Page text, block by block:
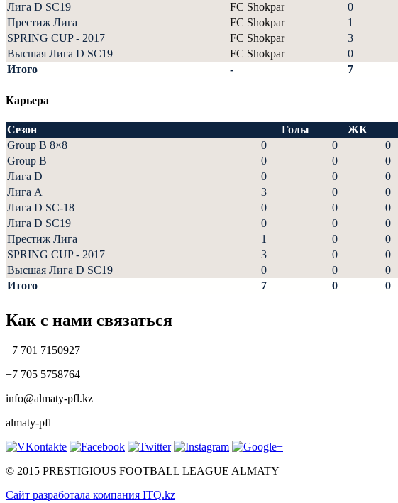
Лига D SC19
FC Shokpar 0
Престиж Лига
FC Shokpar 1
SPRING CUP - 2017
FC Shokpar 3
Высшая Лига D SC19
FC Shokpar 0
Итого
- 7
Карьера
Сезон Голы ЖК
Group B 8×8
0 0 0
Group B
0 0 0
Лига D
0 0 0
Лига А
3 0 0
Лига D SC-18
0 0 0
Лига D SC19
0 0 0
Престиж Лига
1 0 0
SPRING CUP - 2017
3 0 0
Высшая Лига D SC19
0 0 0
Итого
7 0 0
Как с нами связаться
+7 701 7150927
+7 705 5758764
info@almaty-pfl.kz
almaty-pfl
© 2015 PRESTIGIOUS FOOTBALL LEAGUE ALMATY
Сайт разработала компания ITQ.kz